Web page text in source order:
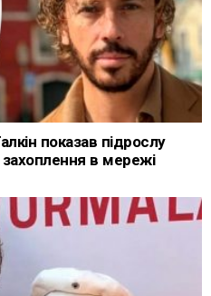
показав підрослу
в мережі